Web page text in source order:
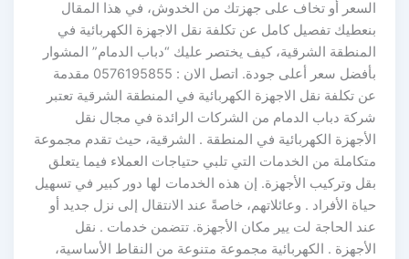
السعر أو تخاف على جهزتك من الخدوش، في هذا المقال
بنعطيك تفصيل كامل عن تكلفة نقل الاجهزة الكهربائية في
المنطقة الشرقية، كيف يختصر عليك “دباب الدمام” المشوار
بأفضل سعر أعلى جودة. اتصل الان : 0576195855 مقدمة
عن تكلفة نقل الاجهزة الكهربائية في المنطقة الشرقية تعتبر
شركة دباب الدمام من الشركات الرائدة في مجال نقل
الأجهزة الكهربائية في المنطقة . الشرقية، حيث تقدم مجموعة
متكاملة من الخدمات التي تلبي حتياجات العملاء فيما يتعلق
بقل وتركيب الأجهزة. إن هذه الخدمات لها دور كبير في تسهيل
حياة الأفراد . وعائلاتهم، خاصةً عند الانتقال إلى نزل جديد أو
عند الحاجة لت يير مكان الأجهزة. تتضمن خدمات . نقل
الأجهزة . الكهربائية مجموعة متنوعة من النقاط الأساسية،